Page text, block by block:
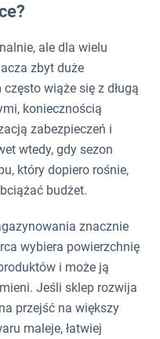
ale dla wielu
zbyt duże
wiąże się z długą
koniecznością
zabezpieczeń i
wtedy, gdy sezon
który dopiero rośnie,
budżet.
znacznie
wybiera powierzchnię
i może ją
Jeśli sklep rozwija
przejść na większy
maleje, łatwiej